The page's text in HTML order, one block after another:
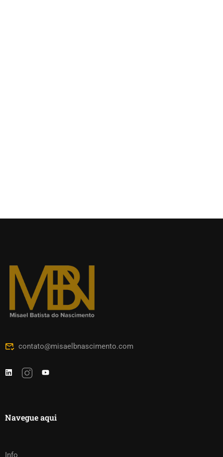
contato@misaelbnascimento.com
Navegue aqui
Info